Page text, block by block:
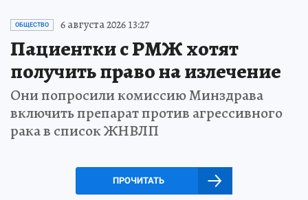
ОБЩЕСТВО 6 августа 2026 13:27
Пациентки с РМЖ хотят
получить право на излечение
Они попросили комиссию Минздрава
включить препарат против агрессивного
рака в список ЖНВЛП
ПРОЧИТАТЬ